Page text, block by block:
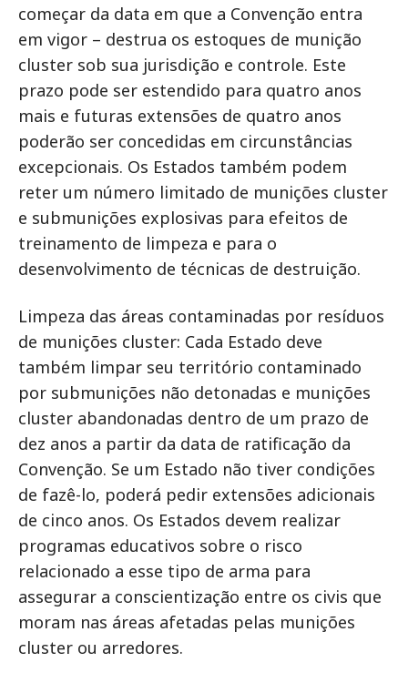
começar da data em que a Convenção entra
em vigor – destrua os estoques de munição
cluster sob sua jurisdição e controle. Este
prazo pode ser estendido para quatro anos
mais e futuras extensões de quatro anos
poderão ser concedidas em circunstâncias
excepcionais. Os Estados também podem
reter um número limitado de munições cluster
e submunições explosivas para efeitos de
treinamento de limpeza e para o
desenvolvimento de técnicas de destruição.
Limpeza das áreas contaminadas por resíduos
de munições cluster: Cada Estado deve
também limpar seu território contaminado
por submunições não detonadas e munições
cluster abandonadas dentro de um prazo de
dez anos a partir da data de ratificação da
Convenção. Se um Estado não tiver condições
de fazê-lo, poderá pedir extensões adicionais
de cinco anos. Os Estados devem realizar
programas educativos sobre o risco
relacionado a esse tipo de arma para
assegurar a conscientização entre os civis que
moram nas áreas afetadas pelas munições
cluster ou arredores.